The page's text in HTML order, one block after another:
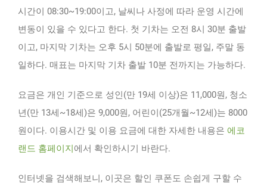
시간이 08:30~19:00이고, 날씨나 사정에 따라 운영 시간에
변동이 있을 수 있다고 한다. 첫 기차는 오전 8시 30분 출발
이고, 마지막 기차는 오후 5시 50분에 출발로 평일, 주말 동
일하다. 매표는 마지막 기차 출발 10분 전까지는 가능하다.
요금은 개인 기준으로 성인(만 19세 이상)은 11,000원, 청소
년(만 13세~18세)은 9,000원, 어린이(25개월~12세)는 8000
원이다. 이용시간 및 이용 요금에 대한 자세한 내용은 에코
랜드 홈페이지 에서 확인하시기 바란다.
인터넷을 검색해보니, 이곳은 할인 쿠폰도 손쉽게 구할 수